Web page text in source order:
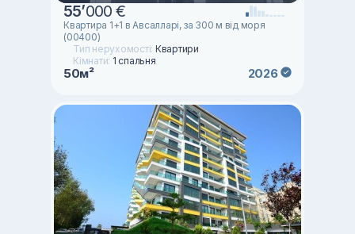
55’000 €
Квартира 1+1 в Авсалларі, за 300 м від моря
(00400)
Тип нерухомості: Квартири
Кімнати: 1 спальня
50м² 2026